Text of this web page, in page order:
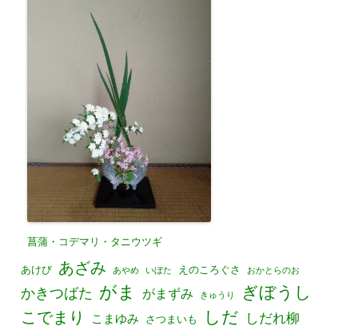
菖蒲・コデマリ・タニウツギ
あけび あざみ あやめ いぼた えのころぐさ おかとらのお
かきつばた がま がまずみ きゅうり ぎぼうし
こでまり こまゆみ さつまいも しだ しだれ柳